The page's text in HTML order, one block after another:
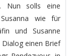
Nun solls eine
wie für
und Susanne
einen Brief